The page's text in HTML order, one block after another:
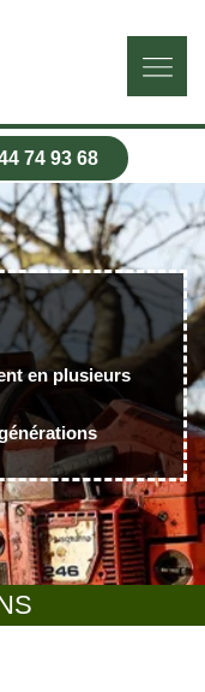
74 93 68
en plusieurs